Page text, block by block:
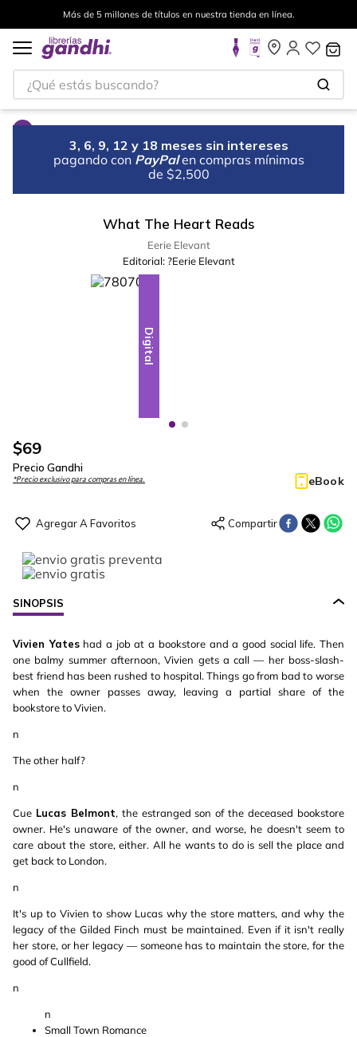
Más de 5 millones de títulos en nuestra tienda en línea.
¿Qué estás buscando?
3, 6, 9, 12 y 18 meses sin intereses
pagando con PayPal en compras mínimas
de $2,500
What The Heart Reads
Eerie Elevant
Editorial: ?Eerie Elevant
Digital
$69
Precio Gandhi
*Precio exclusivo para compras en línea. eBook
SINOPSIS
Vivien Yateshad a job at a bookstore and a good social life. Then
one balmy summer afternoon, Vivien gets a call — her boss-slash-
best friend has been rushed to hospital. Things go from bad to worse
when the owner passes away, leaving a partial share of the
bookstore to Vivien.
n
The other half?
n
Cue Lucas Belmont, the estranged son of the deceased bookstore
owner. He's unaware of the owner, and worse, he doesn't seem to
care about the store, either. All he wants to do is sell the place and
get back to London.
n
It's up to Vivien to show Lucas why the store matters, and why the
legacy of the Gilded Finch must be maintained. Even if it isn't really
her store, or her legacy — someone has to maintain the store, for the
good of Cullfield.
n
n
Small Town Romance